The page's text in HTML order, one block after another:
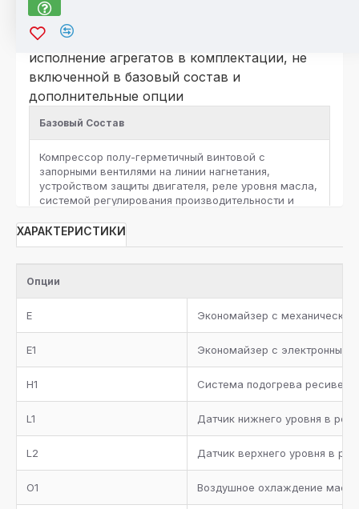
*Для компрессоров серии HSK\HSN
По отдельному запросу возможно
исполнение агрегатов в комплектации, не
включенной в базовый состав и
дополнительные опции
Базовый Состав
Компрессор полу-герметичный винтовой c
запорными вентилями на линии нагнетания,
устройством защиты двигателя, реле уровня масла,
системой регулирования производительности и
каждый компрессор
предохранительным клапаном, жидкостная линия с
электронным расширительным вентилем для
каждого контура хладагента
Кожух-трубный испаритель с теплоизоляцией, реле
протока, сервисные вентили для дренажа и сброса
воздуха
Трубопровод всасывания с теплоизоляцией
Металлическая окрашенная рама
Манометры высокого и низкого давления
ХАРАКТЕРИСТИКИ
Опции
E Экономайзер с
E1 Экономайзер с электронным
H1 Система подогрева ресивера
L1 Датчик нижнего уровня в
L2 Датчик верхнего уровня в
O1 Воздушное охлаждение масла